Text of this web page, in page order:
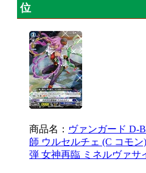
位
商品名： ヴァンガード D-
師 ウルセルチェ (C コモ
弾 女神再臨 ミネルヴァサ